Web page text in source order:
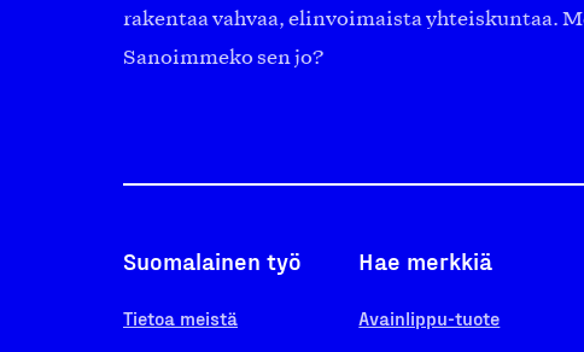
rakentaa vahvaa, elinvoimaista yhteiskuntaa.
Sanoimmeko sen jo?
Suomalainen työ
Tietoa meistä
Hae merkkiä
Avainlippu-tuote